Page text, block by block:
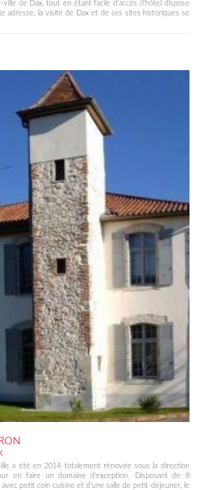
de Dax, tout en étant facile d'accès (l'hôtel dispose
adresse, la visite de Dax et de ses sites historiques se
a été en 2014 totalement rénovée sous la direction
en faire un domaine d'exception. Disposant de 8
petit coin cuisine et d'une salle de petit-déjeuner, le